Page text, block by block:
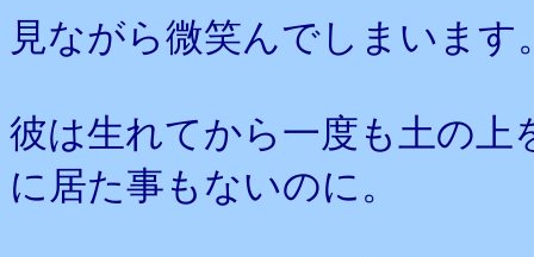
見ながら微笑んでしまいます
彼は生れてから一度も土の
に居た事もないのに。